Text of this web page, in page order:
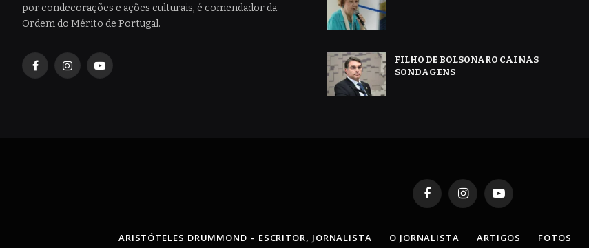
por condecorações e ações culturais, é comendador da
Ordem do Mérito de Portugal.
FacebookInstagramYouTube
FILHO DE BOLSONARO CAI NAS
SONDAGENS
FacebookInstagramYouTube
ARISTÓTELES DRUMMOND – ESCRITOR, JORNALISTA O JORNALISTA ARTIGOS FOTOS